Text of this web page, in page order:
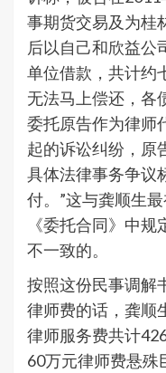
事期货交易及为桂
后以自己和欣益公
单位借款，共计约
无法马上偿还，各
委托原告作为律师
起的诉讼纠纷，原
具体法律事务争议
付。”这与龚顺生
《委托合同》中
不一致的。
按照这份民事调解
律师费的话，龚顺
律师服务费共计
60万元律师费悬殊